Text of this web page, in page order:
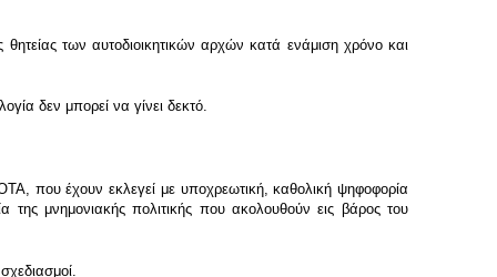
των αυτοδιοικητικών αρχών κατά ενάμιση χρόνο και
δεν μπορεί να γίνει δεκτό.
που έχουν εκλεγεί με υποχρεωτική, καθολική ψηφοφορία
της μνημονιακής πολιτικής που ακολουθούν εις βάρος του